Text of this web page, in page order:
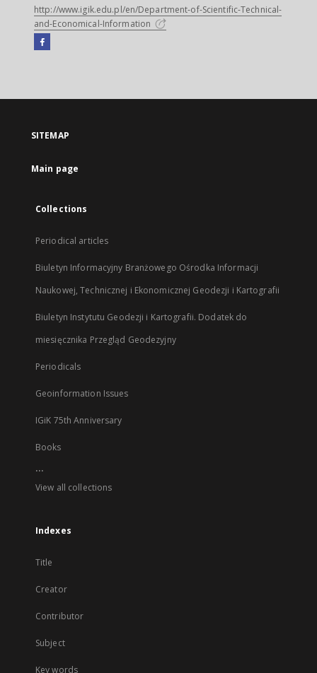
http://www.igik.edu.pl/en/Department-of-Scientific-Technical-
and-Economical-Information
Facebook
open
new
SITEMAP
Main page
Collections
Periodical articles
Biuletyn Informacyjny Branżowego Ośrodka Informacji
Naukowej, Technicznej i Ekonomicznej Geodezji i Kartografii
Biuletyn Instytutu Geodezji i Kartografii. Dodatek do
miesięcznika Przegląd Geodezyjny
Periodicals
Geoinformation Issues
IGiK 75th Anniversary
Books
...
View all collections
Indexes
Title
Creator
Contributor
Subject
Key words